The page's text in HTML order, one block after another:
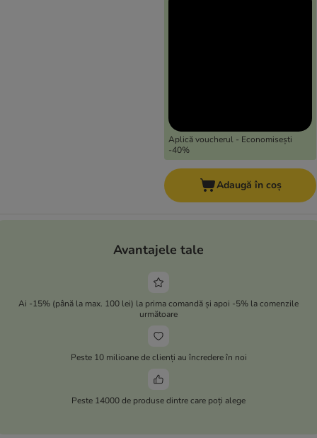
Aplică voucherul - Economisești
-40%
Adaugă în coș
Avantajele tale
Ai -15% (până la max. 100 lei) la prima comandă și apoi -5% la comenzile
următoare
Peste 10 milioane de clienți au încredere în noi
Peste 14000 de produse dintre care poți alege